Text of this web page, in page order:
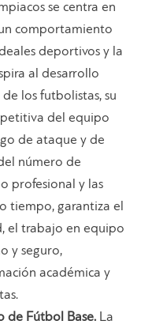
se centra en
comportamiento
deportivos y la
al desarrollo
los futbolistas, su
del equipo
de ataque y de
número de
profesional y las
tiempo, garantiza el
el trabajo en equipo
y seguro,
académica y
de Fútbol Base. La